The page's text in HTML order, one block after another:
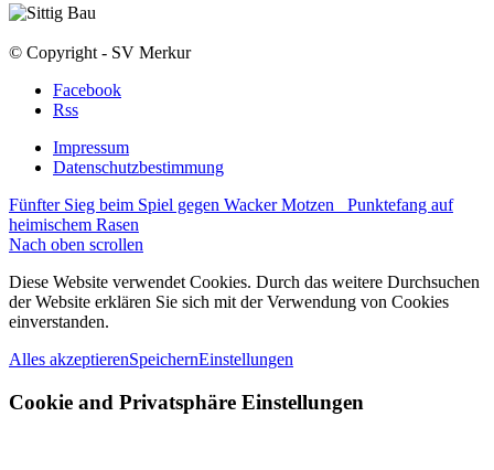
© Copyright - SV Merkur
Facebook
Rss
Impressum
Datenschutzbestimmung
Fünfter Sieg beim Spiel gegen Wacker Motzen
Punktefang auf
heimischem Rasen
Nach oben scrollen
Diese Website verwendet Cookies. Durch das weitere Durchsuchen
der Website erklären Sie sich mit der Verwendung von Cookies
einverstanden.
Alles akzeptierenSpeichernEinstellungen
Cookie and Privatsphäre Einstellungen